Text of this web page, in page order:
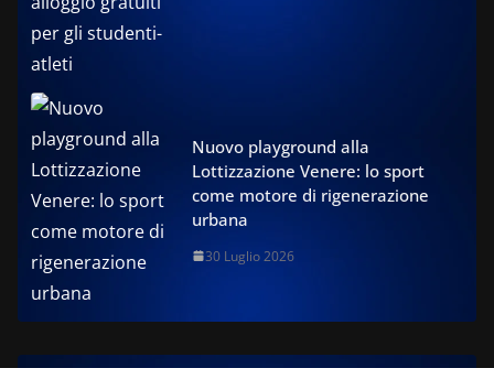
Nuovo playground alla
Lottizzazione Venere: lo sport
come motore di rigenerazione
urbana
30 Luglio 2026